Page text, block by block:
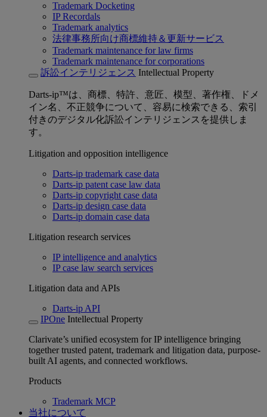
Trademark Docketing
IP Recordals
Trademark analytics
法律事務所向け商標維持＆更新サービス
Trademark maintenance for law firms
Trademark maintenance for corporations
訴訟インテリジェンス Intellectual Property
Darts-ip™は、商標、特許、意匠、模型、著作権、ドメ
イン名、不正競争について、容易に検索できる、索引
付きのデジタル化訴訟インテリジェンスを提供しま
す。
Litigation and opposition intelligence
Darts-ip trademark case data
Darts-ip patent case law data
Darts-ip copyright case data
Darts-ip design case data
Darts-ip domain case data
Litigation research services
IP intelligence and analytics
IP case law search services
Litigation data and APIs
Darts-ip API
IPOne Intellectual Property
Clarivate’s unified ecosystem for IP intelligence bringing
together trusted patent, trademark and litigation data, purpose-
built AI agents, and connected workflows.
Products
Trademark MCP
当社について